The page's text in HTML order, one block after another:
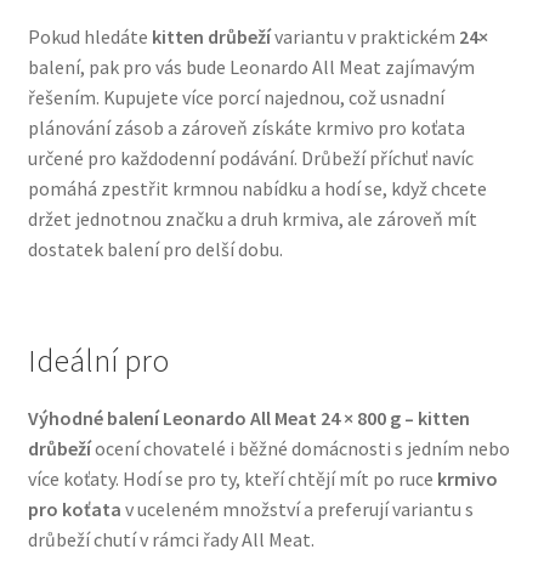
Pelíšky pro psy
Ortopedické pelíšky
Přepravky pro psy
Purizon pro psy — Vysoký obsah masa, bez obilovin
Vodítka a obojky
Wolf of Wilderness
Pokud hledáte kitten drůbežívariantu v praktickém 24×
balení, pak pro vás bude Leonardo All Meat zajímavým
řešením. Kupujete více porcí najednou, což usnadní
plánování zásob a zároveň získáte krmivo pro koťata
určené pro každodenní podávání. Drůbeží příchuť navíc
pomáhá zpestřit krmnou nabídku a hodí se, když chcete
držet jednotnou značku a druh krmiva, ale zároveň mít
dostatek balení pro delší dobu.
Ideální pro
Výhodné balení Leonardo All Meat 24 × 800 g – kitten
drůbežíocení chovatelé i běžné domácnosti s jedním nebo
více koťaty. Hodí se pro ty, kteří chtějí mít po ruce krmivo
pro koťata v uceleném množství a preferují variantu s
drůbeží chutí v rámci řady All Meat.